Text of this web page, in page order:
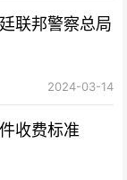
联邦警察总局
2024-03-14
收费标准